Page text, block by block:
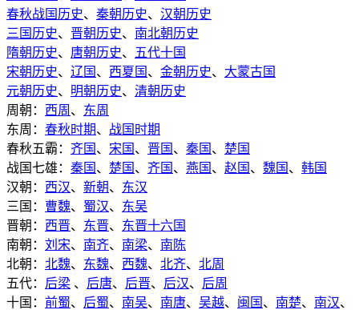
春秋战国历史、 秦朝历史、 汉朝历史
三国历史、 晋朝历史、 南北朝历史
隋朝历史、 唐朝历史、
五代十国
宋朝历史、 辽国 、 西夏国 、 金朝历史、 大蒙古国
元朝历史、 明朝历史、 清朝历史
周朝： 西周 、 东周
东周： 春秋时期、 战国时期
春秋五霸： 齐国 、 宋国 、 晋国 、 秦国 、 楚国
战国七雄： 秦国 、 楚国 、 齐国 、 燕国 、 赵国 、 魏国 、 韩国
汉朝： 西汉、 新朝、 东汉
三国： 曹魏、 蜀汉、 东吴
晋朝： 西晋、 东晋、 东晋十六国
南朝： 刘宋、 南齐、 南梁、 南陈
北朝： 北魏、 东魏、 西魏、 北齐、 北周
五代： 后梁 、 后唐、 后晋、 后汉、 后周
十国： 前蜀、 后蜀、 南吴、 南唐、 吴越、 闽国 、 南楚、 南汉、